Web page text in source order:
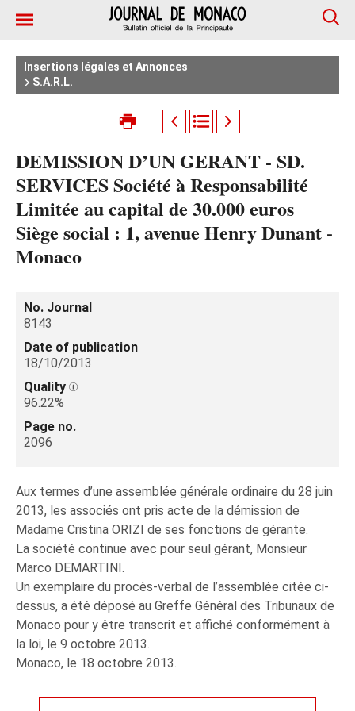
Insertions légales et Annonces
S.A.R.L.
DEMISSION D’UN GERANT - SD.
SERVICES Société à Responsabilité
Limitée au capital de 30.000 euros
Siège social : 1, avenue Henry Dunant -
Monaco
No. Journal
8143
Date of publication
18/10/2013
Quality
96.22%
Page no.
2096
Aux termes d’une assemblée générale ordinaire du 28 juin
2013, les associés ont pris acte de la démission de
Madame Cristina ORIZI de ses fonctions de gérante.
La société continue avec pour seul gérant, Monsieur
Marco DEMARTINI.
Un exemplaire du procès-verbal de l’assemblée citée ci-
dessus, a été déposé au Greffe Général des Tribunaux de
Monaco pour y être transcrit et affiché conformément à
la loi, le 9 octobre 2013.
Monaco, le 18 octobre 2013.